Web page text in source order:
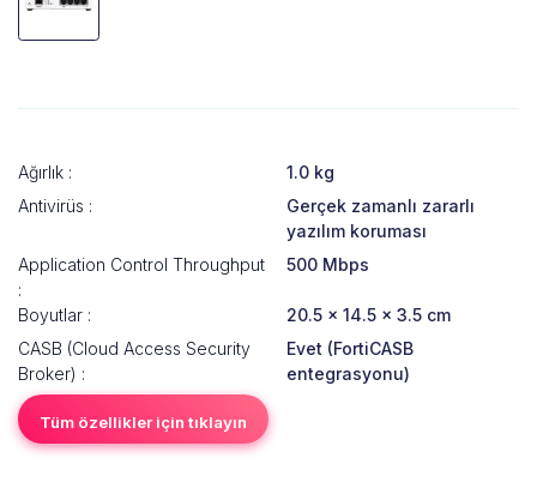
Ağırlık :
1.0 kg
Antivirüs :
Gerçek zamanlı zararlı
yazılım koruması
Application Control Throughput
:
500 Mbps
Boyutlar :
20.5 x 14.5 x 3.5 cm
CASB (Cloud Access Security
Broker) :
Evet (FortiCASB
entegrasyonu)
Tüm özellikler için tıklayın